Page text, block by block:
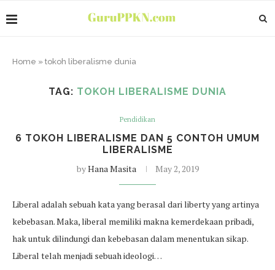
Home » tokoh liberalisme dunia
TAG: TOKOH LIBERALISME DUNIA
Pendidikan
6 TOKOH LIBERALISME DAN 5 CONTOH UMUM
LIBERALISME
byHana Masita May 2, 2019
Liberal adalah sebuah kata yang berasal dari liberty yang artinya
kebebasan. Maka, liberal memiliki makna kemerdekaan pribadi,
hak untuk dilindungi dan kebebasan dalam menentukan sikap.
Liberal telah menjadi sebuah ideologi…